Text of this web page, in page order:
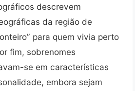
descrevem
da região de
para quem vivia perto
fim, sobrenomes
se em características
embora sejam